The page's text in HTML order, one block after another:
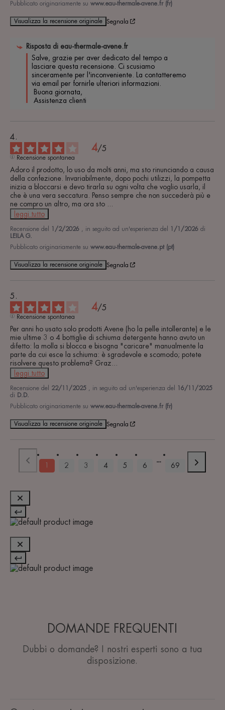
Pubblicato originariamente su www.eau-thermale-avene.fr (fr)
Visualizza la recensione originale Segnala
Risposta di eau-thermale-avene.fr
Salve, grazie per aver dedicato del tempo a
lasciare questa recensione. Ci scusiamo
sinceramente per l'inconveniente. La contatteremo
via email per fornirle ulteriori informazioni.
Assistenza clienti
4/5
Recensione spontanea
Adoro il prodotto, lo uso da molti anni, ma sto rinunciando a causa
della confezione. Invariabilmente, dopo pochi utilizzi, la pompetta
inizia a bloccarsi e devo tirarla su ogni volta che voglio usarla, il
che è una vera seccatura. Penso sempre che non succederà più e
ne compro un altro, ma ora sto
leggi tutto
Recensione del 1/2/2026 , in seguito ad un'esperienza del 1/1/2026 di
LEILA G.
Pubblicato originariamente su www.eau-thermale-avene.pt (pt)
Visualizza la recensione originale Segnala
4/5
Recensione spontanea
Per anni ho usato solo prodotti Avene (ho la pelle intollerante) e le
mie ultime 3 o 4 bottiglie di schiuma detergente hanno avuto un
difetto: la molla si blocca e bisogna "caricare" manualmente la
parte da cui esce la schiuma: è sgradevole e scomodo; potete
risolvere questo problema? Graz
leggi tutto
Recensione del 22/11/2025 , in seguito ad un'esperienza del
16/11/2025
di
D.D.
Pubblicato originariamente su www.eau-thermale-avene.fr (fr)
Visualizza la recensione originale Segnala
2 3 4 5 6 69
DOMANDE FREQUENTI
Dubbi o domande? I nostri esperti sono a tua
disposizione.